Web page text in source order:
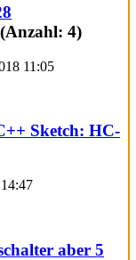
11:05
Sketch: HC-
14:47
aber 5